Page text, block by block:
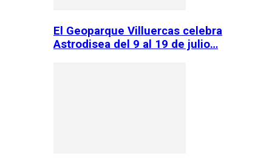
El Geoparque Villuercas celebra
Astrodisea del 9 al 19 de julio…